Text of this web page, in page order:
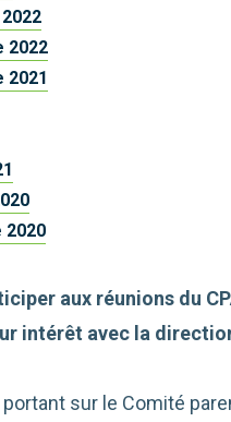
2022
2021
2020
aux réunions du
intérêt avec la
sur le Comité